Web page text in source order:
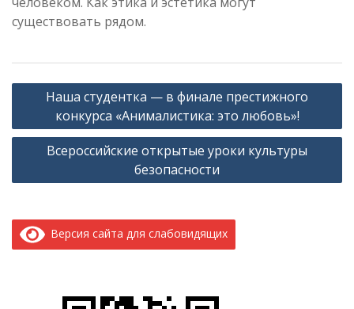
существовать рядом.
Навигация
записям
Наша студентка — в финале престижного
конкурса «Анималистика: это любовь»!
Всероссийские открытые уроки культуры
безопасности
Версия сайта для слабовидящих